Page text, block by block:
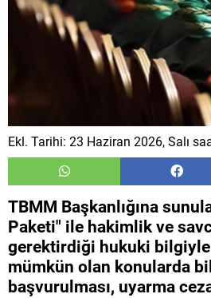
Ekl. Tarihi: 23 Haziran 2026, Salı
TBMM Başkanlığına
Paketi" ile hakimlik ve
gerektirdiği hukuki
mümkün olan konularda
başvurulması, uyarma